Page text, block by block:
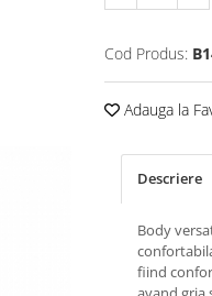
Cod Produs:
Adauga la
Descriere
Body
fiind